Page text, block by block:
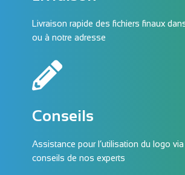
Livraison rapide des fichiers finaux
ou à notre adresse
Conseils
Assistance pour l’utilisation du logo
conseils de nos experts